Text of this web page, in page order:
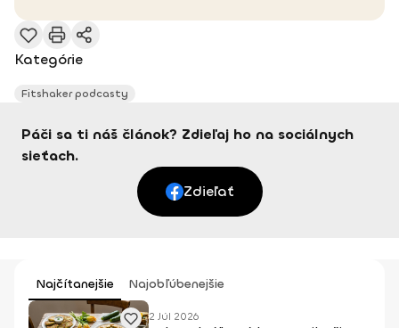
Kategórie
Fitshaker podcasty
Páči sa ti náš článok? Zdieľaj ho na sociálnych
sieťach.
Zdieľať
Najčítanejšie Najobľúbenejšie
2 Júl 2026